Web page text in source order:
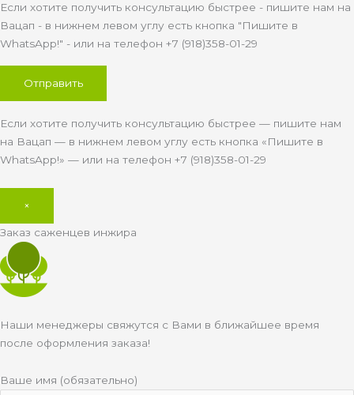
Если хотите получить консультацию быстрее - пишите нам на
Вацап - в нижнем левом углу есть кнопка "Пишите в
WhatsApp!" - или на телефон +7 (918)358-01-29
Если хотите получить консультацию быстрее — пишите нам
на Вацап — в нижнем левом углу есть кнопка «Пишите в
WhatsApp!» — или на телефон +7 (918)358-01-29
×
Заказ саженцев инжира
Наши менеджеры свяжутся с Вами в ближайшее время
после оформления заказа!
Ваше имя (обязательно)